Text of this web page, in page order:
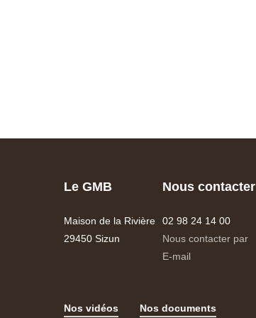
Le GMB
Maison de la Rivière
29450 Sizun
Nous contacter
02 98 24 14 00
Nous contacter par
E-mail
Nos vidéos Nos documents